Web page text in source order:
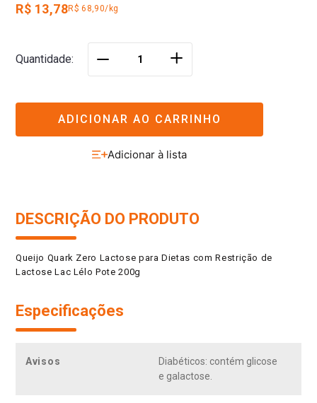
R$ 13,78R$ 68,90/kg
Quantidade ＋
ADICIONAR AO CARRINHO
DESCRIÇÃO DO PRODUTO
Queijo Quark Zero Lactose para Dietas com Restrição de
Lactose Lac Lélo Pote 200g
Especificações
Avisos
Diabéticos: contém glicose
e galactose.